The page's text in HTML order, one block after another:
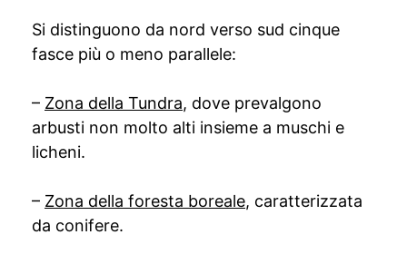
Si distinguono da nord verso sud cinque
fasce più o meno parallele:
– Zona della Tundra, dove prevalgono
arbusti non molto alti insieme a muschi e
licheni.
– Zona della foresta boreale, caratterizzata
da conifere.